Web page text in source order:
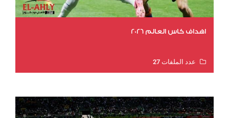
اهداف كاس العالم 2026
عدد الملفات 27